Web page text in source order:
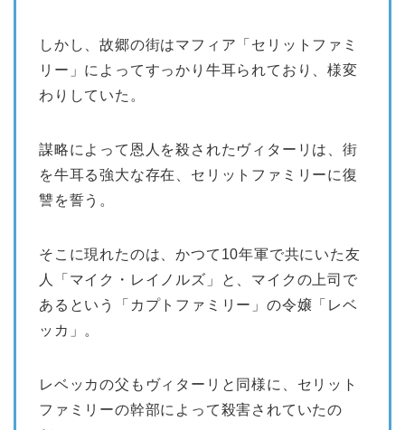
しかし、故郷の街はマフィア「セリットファミ
リー」によってすっかり牛耳られており、様変
わりしていた。
謀略によって恩人を殺されたヴィターリは、街
を牛耳る強大な存在、セリットファミリーに復
讐を誓う。
そこに現れたのは、かつて10年軍で共にいた友
人「マイク・レイノルズ」と、マイクの上司で
あるという「カプトファミリー」の令嬢「レベ
ッカ」。
レベッカの父もヴィターリと同様に、セリット
ファミリーの幹部によって殺害されていたの